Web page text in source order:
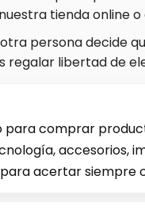
tienda online
persona decide
regalar libertad de
comprar
accesorios,
acertar siempre